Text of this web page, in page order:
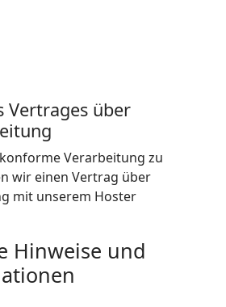
Vertrages über
Verarbeitung zu
wir einen Vertrag über
mit unserem Hoster
Hinweise und